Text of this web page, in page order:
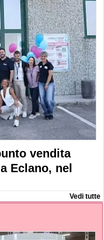
vendita
Eclano, nel
Vedi tutte